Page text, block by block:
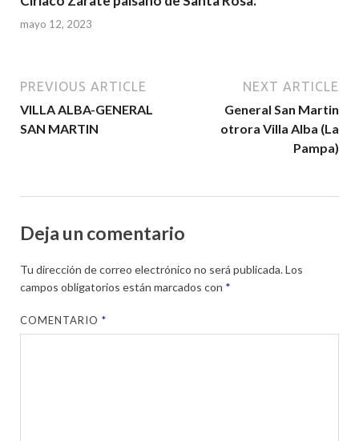
mayo 12, 2023
PREVIOUS ARTICLE
VILLA ALBA-GENERAL
SAN MARTIN
NEXT ARTICLE
General San Martin
otrora Villa Alba (La
Pampa)
Deja un comentario
Tu dirección de correo electrónico no será publicada.Los
campos obligatorios están marcados con *
COMENTARIO*